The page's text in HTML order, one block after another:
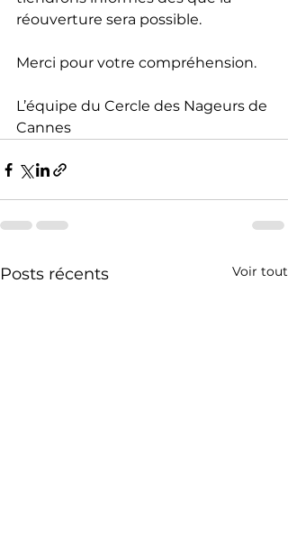
réouverture sera possible.
Merci pour votre compréhension.
L’équipe du Cercle des Nageurs de
Cannes
Posts récents Voir tout